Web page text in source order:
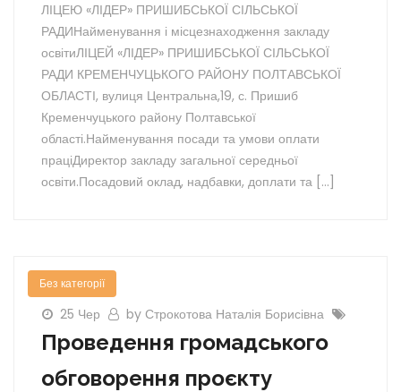
ЛІЦЕЮ «ЛІДЕР» ПРИШИБСЬКОЇ СІЛЬСЬКОЇ
РАДИНайменування і місцезнаходження закладу
освітиЛІЦЕЙ «ЛІДЕР» ПРИШИБСЬКОЇ СІЛЬСЬКОЇ
РАДИ КРЕМЕНЧУЦЬКОГО РАЙОНУ ПОЛТАВСЬКОЇ
ОБЛАСТІ, вулиця Центральна,19, с. Пришиб
Кременчуцького району Полтавської
області.Найменування посади та умови оплати
праціДиректор закладу загальної середньої
освіти.Посадовий оклад, надбавки, доплати та […]
Без категорії
25 Чер by Строкотова Наталія Борисівна
Проведення громадського
обговорення проєкту